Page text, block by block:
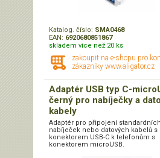
Katalog. číslo: SMA0468
EAN: 6920680851867
skladem více než 20 ks
zakoupit na e-shopu pro
zákazníky www.aligator.cz
Adaptér USB typ C-
černý pro nabíječky a
kabely
Adaptér pro připojení
nabíječek nebo datových kabelů s
konektorem USB-C k telefonům s
konektorem microUSB.